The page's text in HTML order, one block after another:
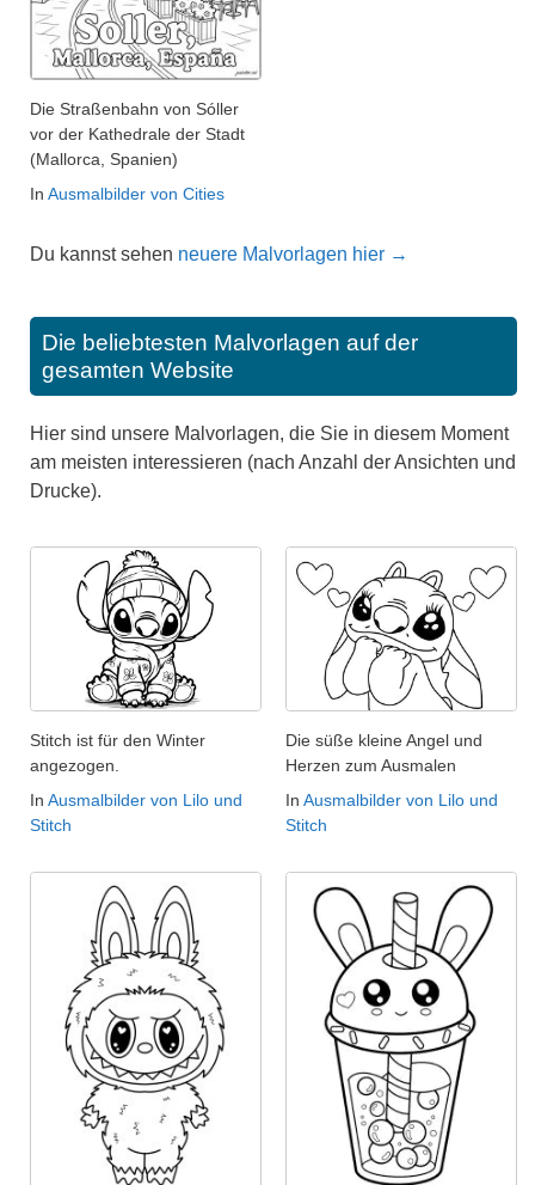
Die Straßenbahn von Sóller
vor der Kathedrale der Stadt
(Mallorca, Spanien)
In Ausmalbilder von Cities
Du kannst sehen neuere Malvorlagen hier →
Die beliebtesten Malvorlagen auf der
gesamten Website
Hier sind unsere Malvorlagen, die Sie in diesem Moment
am meisten interessieren (nach Anzahl der Ansichten und
Drucke).
Stitch ist für den Winter
angezogen.
In Ausmalbilder von Lilo und
Stitch
Die süße kleine Angel und
Herzen zum Ausmalen
In Ausmalbilder von Lilo und
Stitch